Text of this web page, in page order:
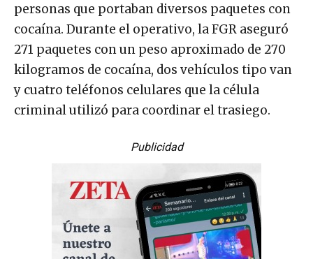
personas que portaban diversos paquetes con
cocaína. Durante el operativo, la FGR aseguró
271 paquetes con un peso aproximado de 270
kilogramos de cocaína, dos vehículos tipo van
y cuatro teléfonos celulares que la célula
criminal utilizó para coordinar el trasiego.
Publicidad